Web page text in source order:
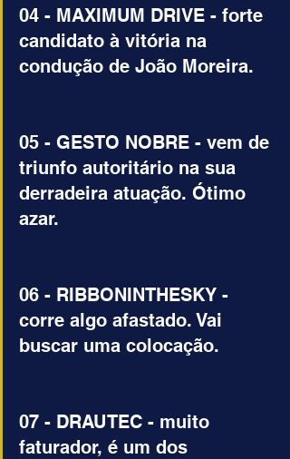
04 - MAXIMUM DRIVE - forte
candidato à vitória na
condução de João Moreira.
05 - GESTO NOBRE - vem de
triunfo autoritário na sua
derradeira atuação. Ótimo
azar.
06 - RIBBONINTHESKY -
corre algo afastado. Vai
buscar uma colocação.
07 - DRAUTEC - muito
faturador, é um dos